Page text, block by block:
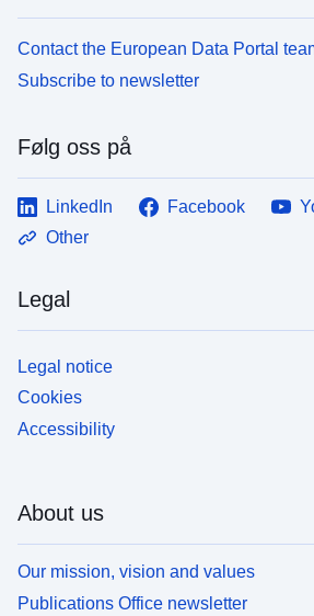
Contact the European Data Portal
Subscribe to newsletter
Følg oss på
LinkedIn Facebook
Other
Legal
Legal notice
Cookies
Accessibility
About us
Our mission, vision and values
Publications Office newsletter